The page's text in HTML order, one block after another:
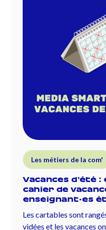
Les métiers de la com'
Vacances d'été
cahier de
enseignant·es
Les cartables sont
vidées et les vacances